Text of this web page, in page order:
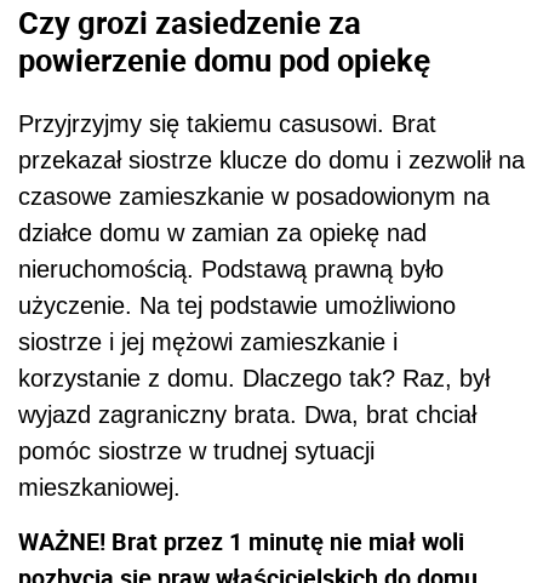
Czy grozi zasiedzenie za
powierzenie domu pod opiekę
Przyjrzyjmy się takiemu casusowi. Brat
przekazał siostrze klucze do domu i zezwolił na
czasowe zamieszkanie w posadowionym na
działce domu w zamian za opiekę nad
nieruchomością. Podstawą prawną było
użyczenie. Na tej podstawie umożliwiono
siostrze i jej mężowi zamieszkanie i
korzystanie z domu. Dlaczego tak? Raz, był
wyjazd zagraniczny brata. Dwa, brat chciał
pomóc siostrze w trudnej sytuacji
mieszkaniowej.
WAŻNE! Brat przez 1 minutę nie miał woli